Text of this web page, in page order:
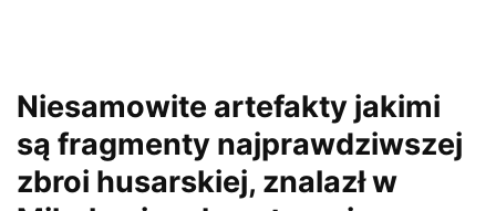
Niesamowite artefakty jakimi
są fragmenty najprawdziwszej
zbroi husarskiej, znalazł w